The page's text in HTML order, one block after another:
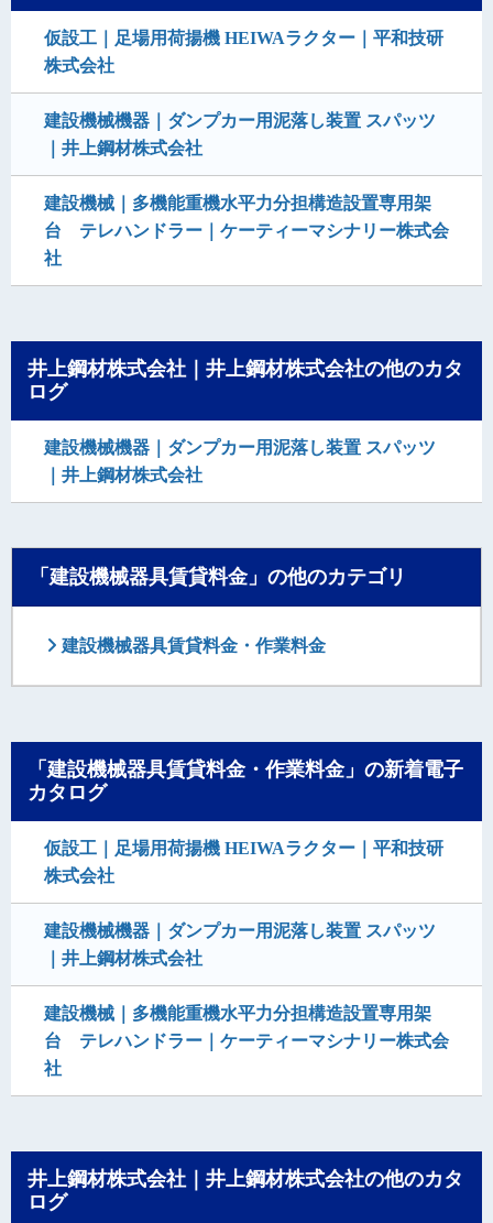
仮設工｜足場用荷揚機 HEIWAラクター｜平和技研
株式会社
建設機械機器｜ダンプカー用泥落し装置 スパッツ
｜井上鋼材株式会社
建設機械｜多機能重機水平力分担構造設置専用架
台 テレハンドラー｜ケーティーマシナリー株式会
社
井上鋼材株式会社｜井上鋼材株式会社の他のカタ
ログ
建設機械機器｜ダンプカー用泥落し装置 スパッツ
｜井上鋼材株式会社
「建設機械器具賃貸料金」の他のカテゴリ
建設機械器具賃貸料金・作業料金
「建設機械器具賃貸料金・作業料金」の新着電子
カタログ
仮設工｜足場用荷揚機 HEIWAラクター｜平和技研
株式会社
建設機械機器｜ダンプカー用泥落し装置 スパッツ
｜井上鋼材株式会社
建設機械｜多機能重機水平力分担構造設置専用架
台 テレハンドラー｜ケーティーマシナリー株式会
社
井上鋼材株式会社｜井上鋼材株式会社の他のカタ
ログ